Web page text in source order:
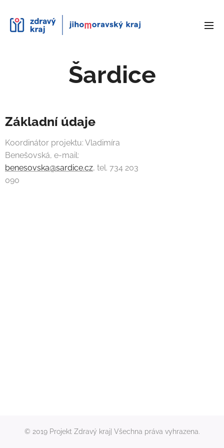
Šardice
Základní údaje
Koordinátor projektu: Vladimíra
Benešovská, e-mail:
benesovska@sardice.cz, tel. 734 203
090
© 2019 Projekt Zdravý kraj| Všechna práva vyhrazena.